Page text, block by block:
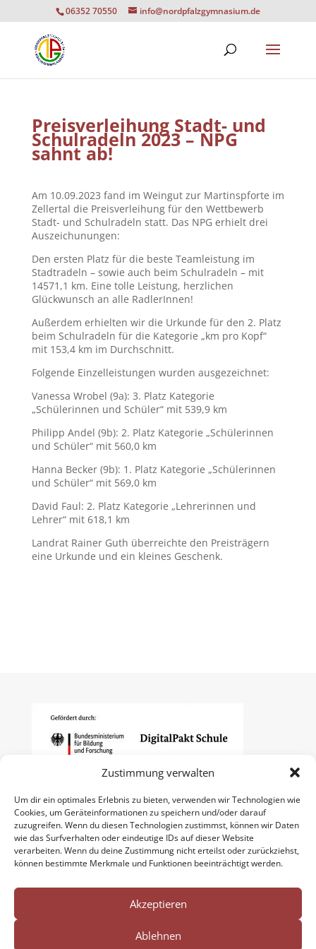
Zustimmung verwalten
Um dir ein optimales Erlebnis zu bieten, verwenden wir Technologien wie
Cookies, um Geräteinformationen zu speichern und/oder darauf
zuzugreifen. Wenn du diesen Technologien zustimmst, können wir Daten
wie das Surfverhalten oder eindeutige IDs auf dieser Website
verarbeiten. Wenn du deine Zustimmung nicht erteilst oder zurückziehst,
können bestimmte Merkmale und Funktionen beeinträchtigt werden.
Akzeptieren
Ablehnen
06352 70550 info@nordpfalzgymnasium.de
Preisverleihung Stadt- und
Schulradeln 2023 – NPG
sahnt ab!
Am 10.09.2023 fand im Weingut zur Martinspforte im
Zellertal die Preisverleihung für den Wettbewerb
Stadt- und Schulradeln statt. Das NPG erhielt drei
Auszeichunungen:
Den ersten Platz für die beste Teamleistung im
Stadtradeln – sowie auch beim Schulradeln – mit
14571,1 km. Eine tolle Leistung, herzlichen
Glückwunsch an alle RadlerInnen!
Außerdem erhielten wir die Urkunde für den 2. Platz
beim Schulradeln für die Kategorie „km pro Kopf“
mit 153,4 km im Durchschnitt.
Folgende Einzelleistungen wurden ausgezeichnet:
Vanessa Wrobel (9a): 3. Platz Kategorie
„Schülerinnen und Schüler“ mit 539,9 km
Philipp Andel (9b): 2. Platz Kategorie „Schülerinnen
und Schüler“ mit 560,0 km
Hanna Becker (9b): 1. Platz Kategorie „Schülerinnen
und Schüler“ mit 569,0 km
David Faul: 2. Platz Kategorie „Lehrerinnen und
Lehrer“ mit 618,1 km
Landrat Rainer Guth überreichte den Preisträgern
eine Urkunde und ein kleines Geschenk.